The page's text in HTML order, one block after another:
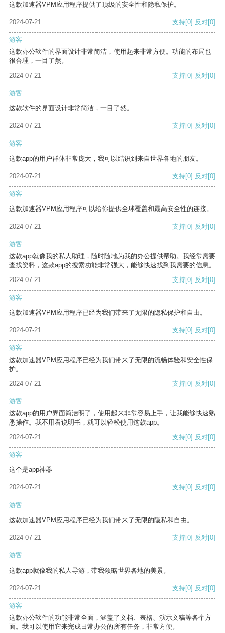
这款加速器VPM应用程序提供了顶级的安全性和隐私保护。
2024-07-21 支持[0] 反对[0]
游客
这款办公软件的界面设计非常简洁，使用起来非常方便。功能的布局也
很合理，一目了然。
2024-07-21
支持[0] 反对[0]
游客
这款软件的界面设计非常简洁，一目了然。
2024-07-21 支持[0] 反对[0]
游客
这款app的用户群体非常庞大，我可以结识到来自世界各地的朋友。
2024-07-21 支持[0] 反对[0]
游客
这款加速器VPM应用程序可以给你提供全球覆盖和最高安全性的连接。
2024-07-21 支持[0] 反对[0]
游客
这款app就像我的私人助理，随时随地为我的办公提供帮助。我经常需要
查找资料，这款app的搜索功能非常强大，能够快速找到我需要的信息。
2024-07-21
支持[0] 反对[0]
游客
这款加速器VPM应用程序已经为我们带来了无限的隐私保护和自由。
2024-07-21 支持[0] 反对[0]
游客
这款加速器VPM应用程序已经为我们带来了无限的流畅体验和安全性保
护。
2024-07-21
支持[0] 反对[0]
游客
这款app的用户界面简洁明了，使用起来非常容易上手，让我能够快速熟
悉操作。我不用看说明书，就可以轻松使用这款app。
2024-07-21
支持[0] 反对[0]
游客
这个是app神器
2024-07-21 支持[0] 反对[0]
游客
这款加速器VPM应用程序已经为我们带来了无限的隐私和自由。
2024-07-21 支持[0] 反对[0]
游客
这款app就像我的私人导游，带我领略世界各地的美景。
2024-07-21 支持[0] 反对[0]
游客
这款办公软件的功能非常全面，涵盖了文档、表格、演示文稿等各个方
面。我可以使用它来完成日常办公的所有任务，非常方便。